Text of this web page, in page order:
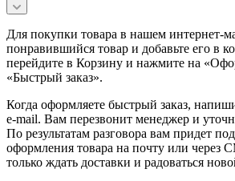
Для покупки товара в нашем интернет-
понравившийся товар и добавьте его в
перейдите в Корзину и нажмите на
«Быстрый заказ».
Когда оформляете быстрый заказ,
e-mail. Вам перезвонит менеджер и
По результатам разговора вам придет
оформления товара на почту или через
только ждать доставки и радоваться